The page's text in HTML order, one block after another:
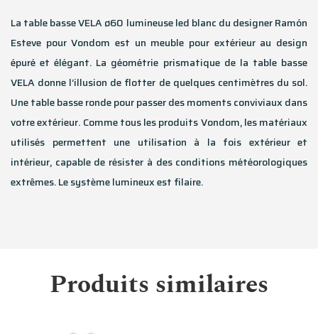
La table basse VELA ø60 lumineuse led blanc du designer Ramón
Esteve pour Vondom est un meuble pour extérieur au design
épuré et élégant. La géométrie prismatique de la table basse
VELA donne l’illusion de flotter de quelques centimètres du sol.
Une table basse ronde pour passer des moments conviviaux dans
votre extérieur. Comme tous les produits Vondom, les matériaux
utilisés permettent une utilisation à la fois extérieur et
intérieur, capable de résister à des conditions météorologiques
extrêmes. Le système lumineux est filaire.
Produits similaires